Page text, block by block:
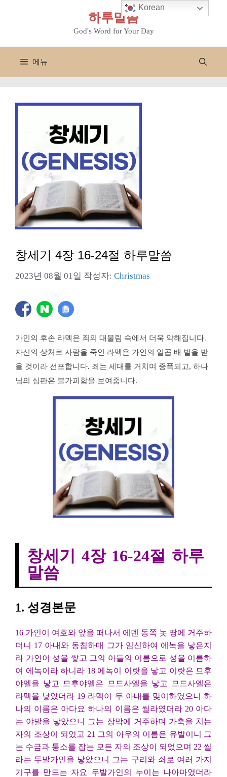
하루말씀
God's Word for Your Day
메뉴
창세기 4장 16-24절 하루말씀
2023년 08월 01일 작성자: Christmas
가인의 후손 라멕은 죄의 대물림 속에서 더욱 악해집니다.
자신의 상처로 사람을 죽인 라멕은 가인의 일곱 배 벌을 받
을 것이라 선포합니다. 죄는 세대를 거치며 증폭되고, 하나
님의 심판은 불가피함을 보여줍니다.
창세기 4장 16-24절 하루
말씀
1. 성경본문
16 가인이 여호와 앞을 떠나서 에덴 동쪽 놋 땅에 거주하
더니 17 아내와 동침하매 그가 임신하여 에녹을 낳은지
라 가인이 성을 쌓고 그의 아들의 이름으로 성을 이름하
여 에녹이라 하니라 18 에녹이 이랏을 낳고 이랏은 므후
야엘을 낳고 므후야엘은 므드사엘을 낳고 므드사엘은
라멕을 낳았더라 19 라멕이 두 아내를 맞이하였으니 하
나의 이름은 아다요 하나의 이름은 씰라였더라 20 아다
는 야발을 낳았으니 그는 장막에 거주하며 가축을 치는
자의 조상이 되었고 21 그의 아우의 이름은 유발이니 그
는 수금과 퉁소를 잡는 모든 자의 조상이 되었으며 22 씰
라는 두발가인을 낳았으니 그는 구리와 쇠로 여러 가지
기구를 만드는 자요 두발가인의 누이는 나아마였더라
Korean